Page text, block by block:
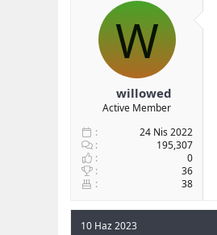
W
willowed
Active Member
24 Nis 2022
195,307
0
36
38
10 Haz 2023